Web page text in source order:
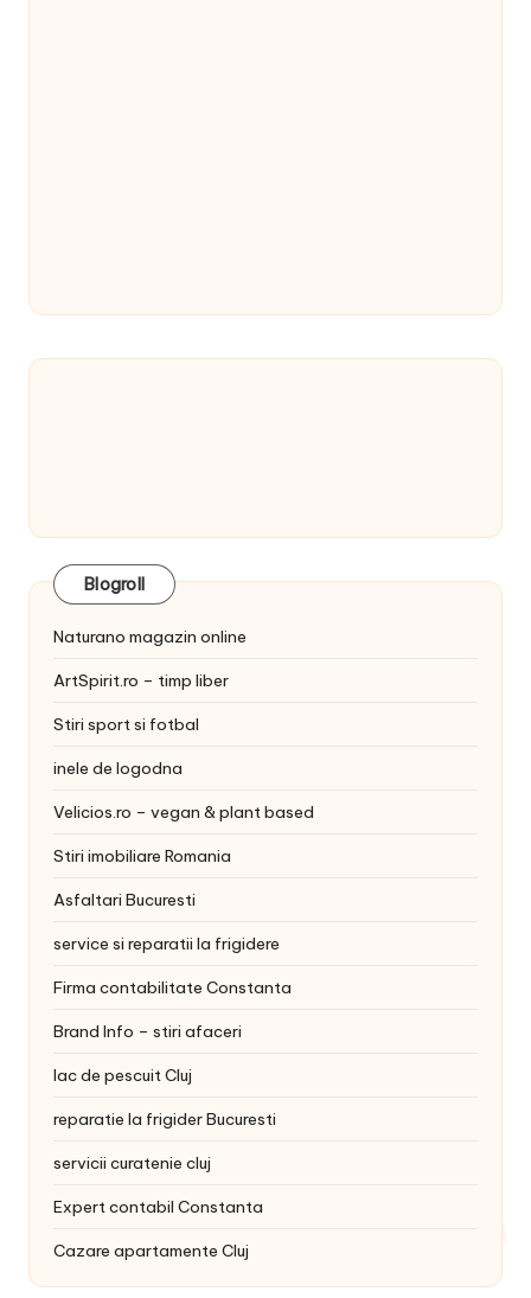
Blogroll
Naturano magazin online
ArtSpirit.ro – timp liber
Stiri sport si fotbal
inele de logodna
Velicios.ro – vegan & plant based
Stiri imobiliare Romania
Asfaltari Bucuresti
service si reparatii la frigidere
Firma contabilitate Constanta
Brand Info – stiri afaceri
lac de pescuit Cluj
reparatie la frigider Bucuresti
servicii curatenie cluj
Expert contabil Constanta
Cazare apartamente Cluj